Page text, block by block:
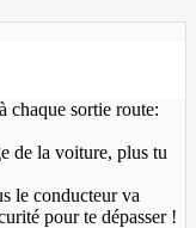
chaque sortie route:
de la voiture, plus tu
le conducteur va
pour te dépasser !